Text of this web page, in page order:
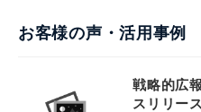
お客様の声・活用事例
戦略的広
スリリー